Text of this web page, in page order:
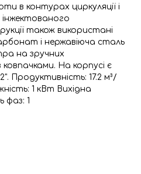
в контурах циркуляції і
інжектованого
також використані
і нержавіюча сталь
на зручних
На корпусі є
Продуктивність: 17.2 м³/
1 кВт Вихідна
фаз: 1